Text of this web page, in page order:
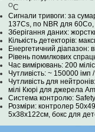
ОС
Сигнали тривоги: за
137Cs, по NBR для 60Co,
Зберігання даних:
Кількість детекторів:
Енергетичний діапазон:
Рівень помилкових
Час вимірювань: 200
Чутливість: ~ 150000 імп
Чутливість для
мілі Кюрі для джерела
Система контролю: Safety
Розміри: контролер
5х38х122см, бокс для